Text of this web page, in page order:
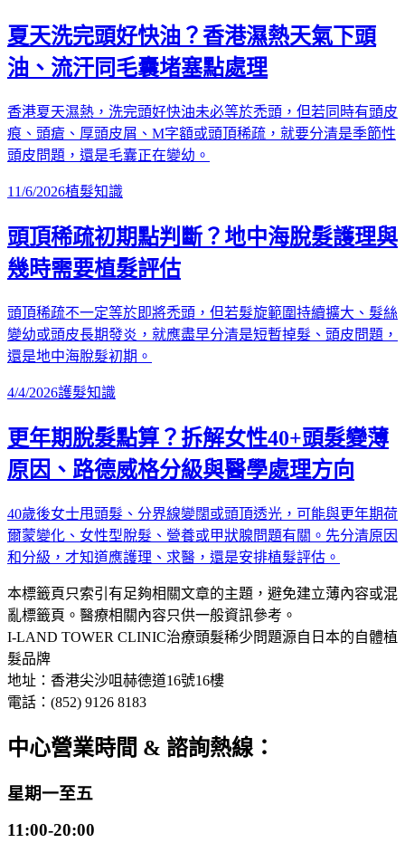
夏天洗完頭好快油？香港濕熱天氣下頭
油、流汗同毛囊堵塞點處理
香港夏天濕熱，洗完頭好快油未必等於禿頭，但若同時有頭皮
痕、頭瘡、厚頭皮屑、M字額或頭頂稀疏，就要分清是季節性
頭皮問題，還是毛囊正在變幼。
11/6/2026植髮知識
頭頂稀疏初期點判斷？地中海脫髮護理與
幾時需要植髮評估
頭頂稀疏不一定等於即將禿頭，但若髮旋範圍持續擴大、髮絲
變幼或頭皮長期發炎，就應盡早分清是短暫掉髮、頭皮問題，
還是地中海脫髮初期。
4/4/2026護髮知識
更年期脫髮點算？拆解女性40+頭髮變薄
原因、路德威格分級與醫學處理方向
40歲後女士甩頭髮、分界線變闊或頭頂透光，可能與更年期荷
爾蒙變化、女性型脫髮、營養或甲狀腺問題有關。先分清原因
和分級，才知道應護理、求醫，還是安排植髮評估。
本標籤頁只索引有足夠相關文章的主題，避免建立薄內容或混
亂標籤頁。醫療相關內容只供一般資訊參考。
I-LAND TOWER CLINIC治療頭髮稀少問題源自日本的自體植
髮品牌
地址：香港尖沙咀赫德道16號16樓
電話：(852) 9126 8183
中心營業時間 & 諮詢熱線：
星期一至五
11:00-20:00